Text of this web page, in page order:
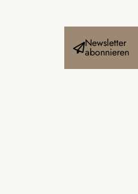
Newsletter
abonnieren